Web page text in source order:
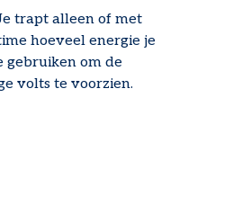
trapt alleen of met
hoeveel energie je
gebruiken om de
volts te voorzien.